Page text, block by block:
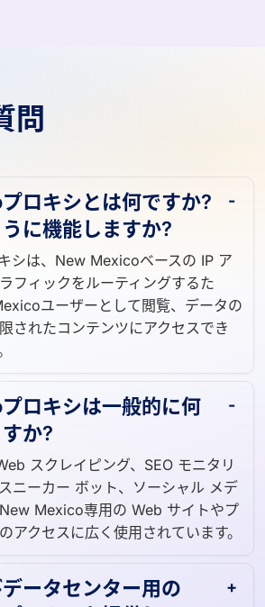
ロキシとは何ですか?
に機能しますか?
シは、New Mexicoベースの IP ア
フィックをルーティングするた
ユーザーとして閲覧、データの
されたコンテンツにアクセスでき
ロキシは一般的に何
か?
スクレイピング、SEO モニタリ
ニーカー ボット、ソーシャル メデ
Mexico専用の Web サイトやプ